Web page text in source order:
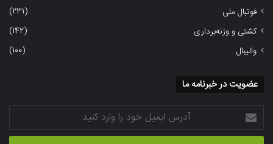
فوتبال ملی
(231)
کشتی و وزنه‌برداری
(142)
والیبال
(100)
عضویت در خبرنامه ما
آدرس
ایمیل
خود